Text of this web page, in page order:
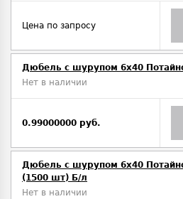
Цена по запросу
Дюбель с шурупом 6х40
Нет в наличии
0.99000000 руб.
Дюбель с шурупом 6х40
(1500 шт) Б/л
Нет в наличии